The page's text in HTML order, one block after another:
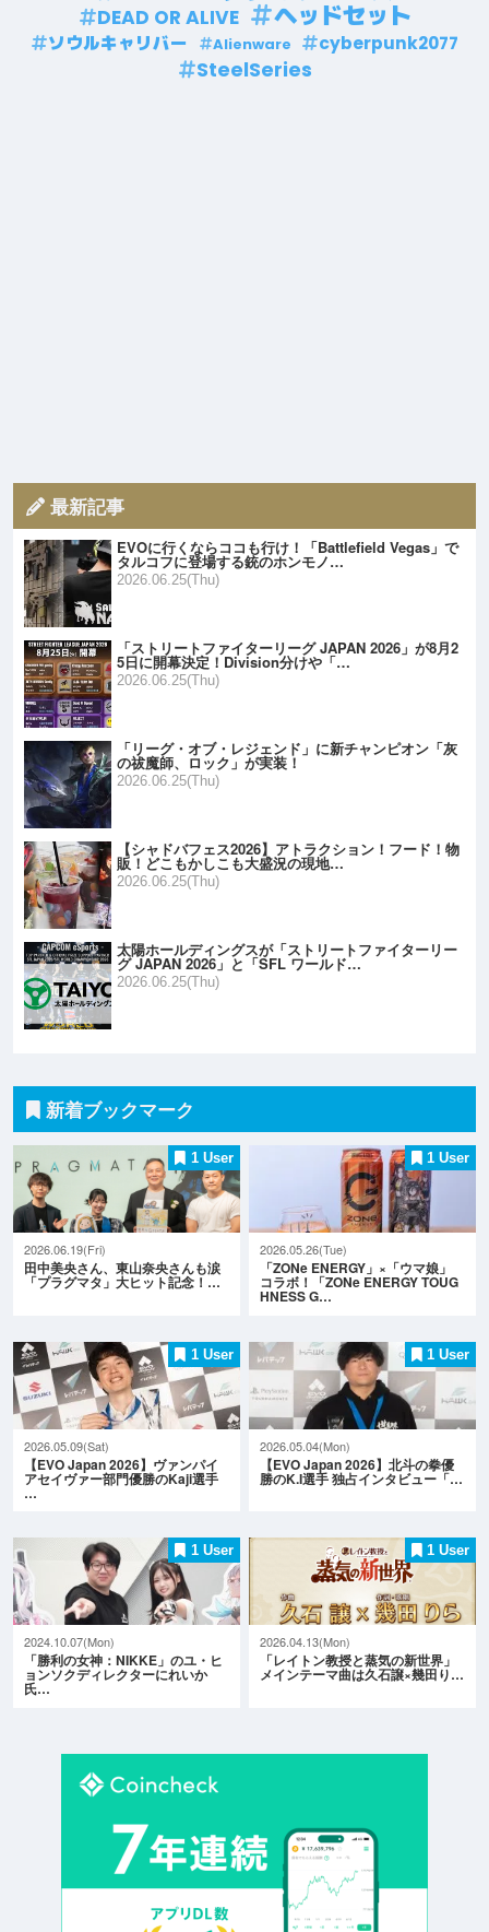
DEAD OR ALIVE ヘッドセット
ソウルキャリバー Alienware cyberpunk2077
SteelSeries
最新記事
EVOに行くならココも行け！「Battlefield Vegas」で
タルコフに登場する銃のホンモノ…
2026.06.25(Thu)
「ストリートファイターリーグ JAPAN 2026」が8月2
5日に開幕決定！Division分けや「…
2026.06.25(Thu)
「リーグ・オブ・レジェンド」に新チャンピオン「灰
の祓魔師、ロック」が実装！
2026.06.25(Thu)
【シャドバフェス2026】アトラクション！フード！物
販！どこもかしこも大盛況の現地…
2026.06.25(Thu)
太陽ホールディングスが「ストリートファイターリー
グ JAPAN 2026」と「SFL ワールド…
2026.06.25(Thu)
新着ブックマーク
1 User
2026.06.19(Fri)
田中美央さん、東山奈央さんも涙
「プラグマタ」大ヒット記念！…
1 User
2026.05.26(Tue)
「ZONe ENERGY」×「ウマ娘」
コラボ！「ZONe ENERGY TOUG
HNESS G…
1 User
2026.05.09(Sat)
【EVO Japan 2026】ヴァンパイ
アセイヴァー部門優勝のKaji選手
…
1 User
2026.05.04(Mon)
【EVO Japan 2026】北斗の拳優
勝のK.I選手 独占インタビュー「…
1 User
2024.10.07(Mon)
「勝利の女神：NIKKE」のユ・ヒ
ョンソクディレクターにれいか
氏…
1 User
2026.04.13(Mon)
「レイトン教授と蒸気の新世界」
メインテーマ曲は久石譲×幾田り…